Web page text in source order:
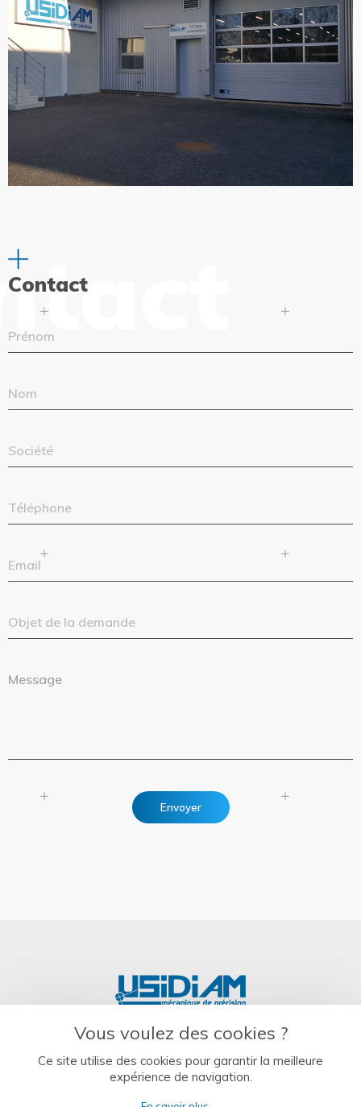
Contact
Envoyer
04 50 46 40 13
Vous voulez des cookies ?
Ce site utilise des cookies pour garantir la meilleure
expérience de navigation.